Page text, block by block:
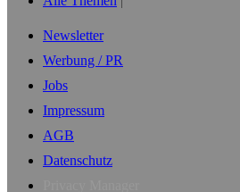
Newsletter
Werbung / PR
Jobs
Impressum
AGB
Datenschutz